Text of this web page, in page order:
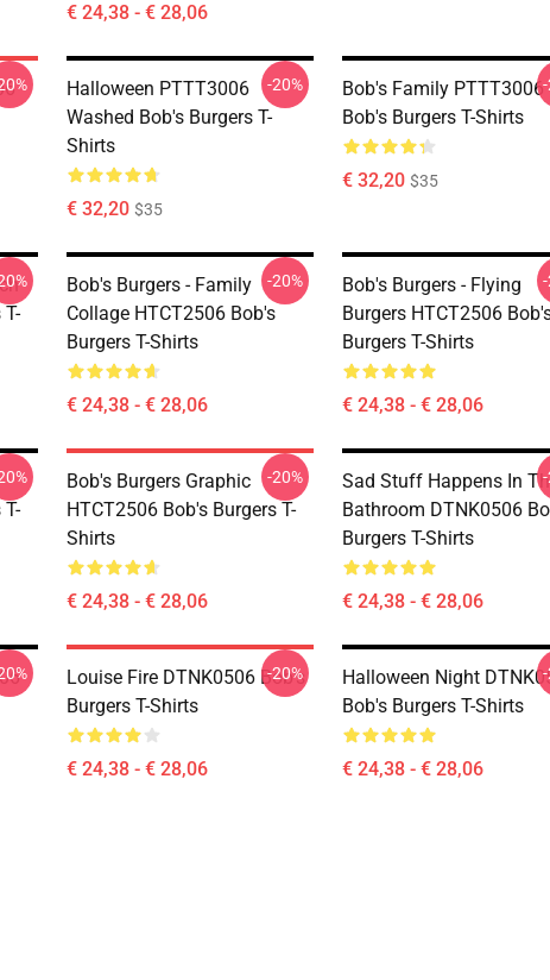
€ 24,38 - € 28,06
Halloween PTTT3006
Washed Bob's Burgers T-
Shirts
€ 32,20 $35
-20%
Bob's Family PTTT3006
Bob's Burgers T-Shirts
€ 32,20 $35
Bob's Burgers - Family
Collage HTCT2506 Bob's
Burgers T-Shirts
€ 24,38 - € 28,06
-20%
Bob's Burgers - Flying
Burgers HTCT2506
Burgers T-Shirts
€ 24,38 - € 28,06
Bob's Burgers Graphic
HTCT2506 Bob's Burgers T-
Shirts
€ 24,38 - € 28,06
-20%
Sad Stuff Happens In
Bathroom DTNK0506
Burgers T-Shirts
€ 24,38 - € 28,06
Louise Fire DTNK0506 Bob's
Burgers T-Shirts
€ 24,38 - € 28,06
-20%
Halloween Night
Bob's Burgers T-Shirts
€ 24,38 - € 28,06